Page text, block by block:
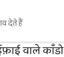
देते हैं
वाले काँडो